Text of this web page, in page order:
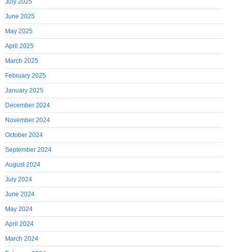
July 2025
June 2025
May 2025
April 2025
March 2025
February 2025
January 2025
December 2024
November 2024
October 2024
September 2024
August 2024
July 2024
June 2024
May 2024
April 2024
March 2024